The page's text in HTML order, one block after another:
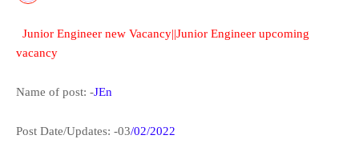
Junior Engineer new Vacancy||Junior Engineer upcoming
vacancy
Name of post: -JEn
Post Date/Updates: -03/02/2022